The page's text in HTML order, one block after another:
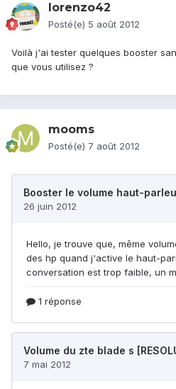
lorenzo42
Posté(e) 5 août 2012
Voilà j'ai tester quelques booster
que vous utilisez ?
mooms
Posté(e) 7 août 2012